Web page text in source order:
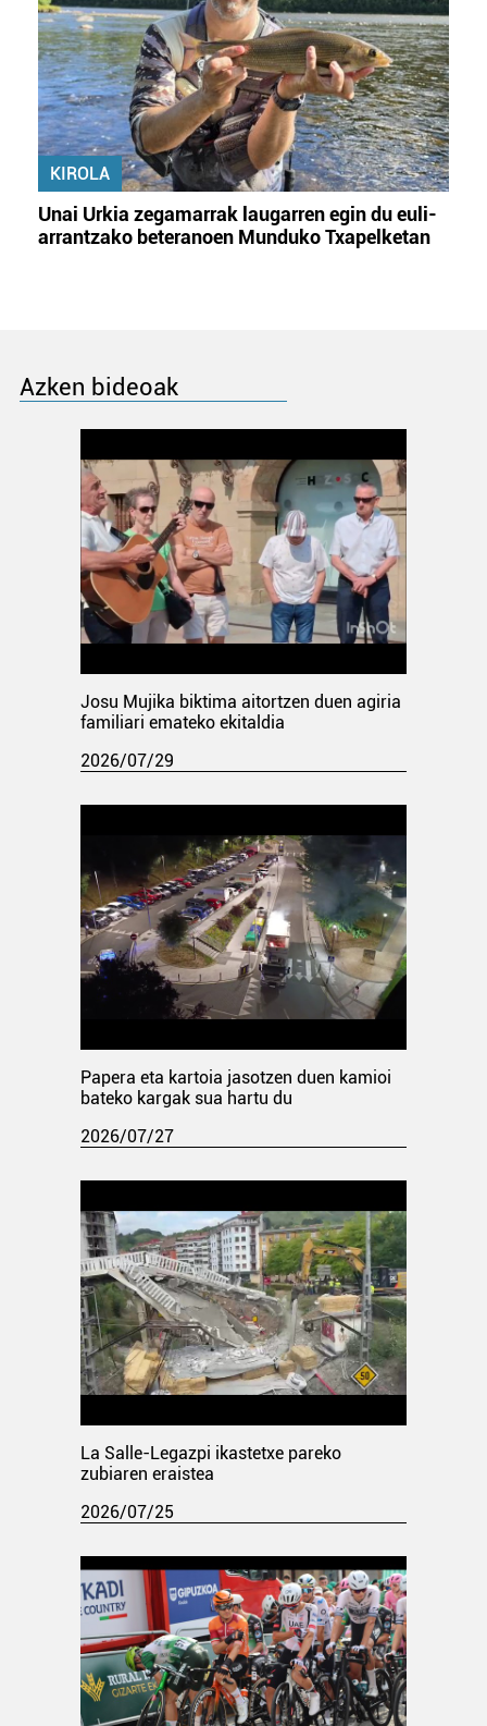
KIROLA
Unai Urkia zegamarrak laugarren egin du euli-
arrantzako beteranoen Munduko Txapelketan
Azken bideoak
Josu Mujika biktima aitortzen duen agiria
familiari emateko ekitaldia
2026/07/29
Papera eta kartoia jasotzen duen kamioi
bateko kargak sua hartu du
2026/07/27
La Salle-Legazpi ikastetxe pareko
zubiaren eraistea
2026/07/25